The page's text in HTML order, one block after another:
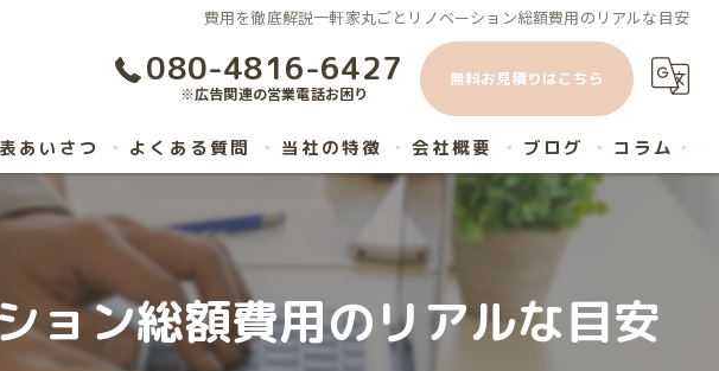
費用を徹底解説一軒家丸ごとリノベーション総額費用のリアルな目安
080-4816-6427
※広告関連の営業電話お困り
無料お見積りはこちら
あいさつ よくある質問 当社の特徴
内装工事
ハウスクリーニング
会社概要 ブログ コラム
ョン総額費用のリアルな目安